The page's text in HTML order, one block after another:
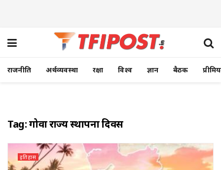
राजनीति अर्थव्यवस्था रक्षा विश्व ज्ञान बैठक
Tag:गोवा राज्य स्थापना दिवस
इतिहास